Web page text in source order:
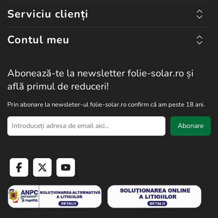
Serviciu clienți
Contul meu
Abonează-te la newsletter folie-solar.ro și
află primul de reduceri!
Prin abonare la newsleter-ul folie-solar.ro confirm că am peste 18 ani.
Abonare